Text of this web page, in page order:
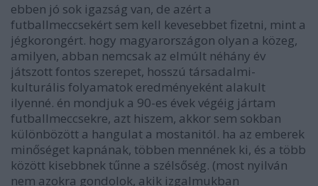
ebben jó sok igazság van, de azért a
futballmeccsekért sem kell kevesebbet fizetni, mint a
jégkorongért. hogy magyarországon olyan a közeg,
amilyen, abban nemcsak az elmúlt néhány év
játszott fontos szerepet, hosszú társadalmi-
kulturális folyamatok eredményeként alakult
ilyenné. én mondjuk a 90-es évek végéig jártam
futballmeccsekre, azt hiszem, akkor sem sokban
különbözött a hangulat a mostanitól. ha az emberek
minőséget kapnának, többen mennének ki, és a több
között kisebbnek tűnne a szélsőség. (most nyilván
nem azokra gondolok, akik izgalmukban